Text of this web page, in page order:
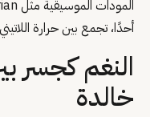
أحدًا، تجمع بين حرارة
النغم كجسر
خالدة